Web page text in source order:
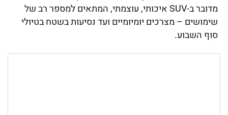
מדובר ב-SUV איכותי, עוצמתי, המתאים למספר רב של
שימושים – מצרכים יומיומיים ועד נסיעות בשטח בטיולי
סוף השבוע.